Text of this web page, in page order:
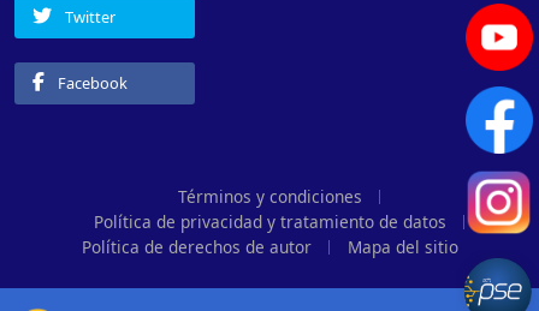
Twitter
Facebook
Términos y condiciones
Política de privacidad y tratamiento de datos
Política de derechos de autor
Mapa del sitio